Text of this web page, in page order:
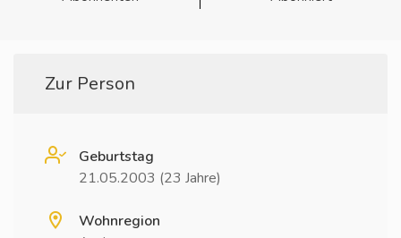
Zur Person
Geburtstag
21.05.2003 (23 Jahre)
Wohnregion